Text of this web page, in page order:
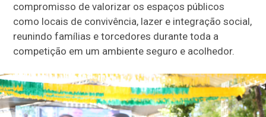
compromisso de valorizar os espaços públicos
como locais de convivência, lazer e integração social,
reunindo famílias e torcedores durante toda a
competição em um ambiente seguro e acolhedor.